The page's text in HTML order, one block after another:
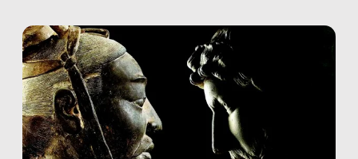
rupestri per farne tabernacoli sociali e liturgici, scavando […]